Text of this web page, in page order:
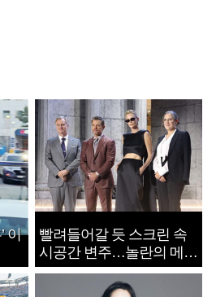
이
빨려들어갈 듯 스크린 속
시공간 변주…놀란의 메시
지는 ‘전쟁 속죄’